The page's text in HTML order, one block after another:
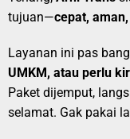
tujuan—cepat,
Layanan ini pas
UMKM, atau perlu
Paket dijemput,
selamat. Gak pakai